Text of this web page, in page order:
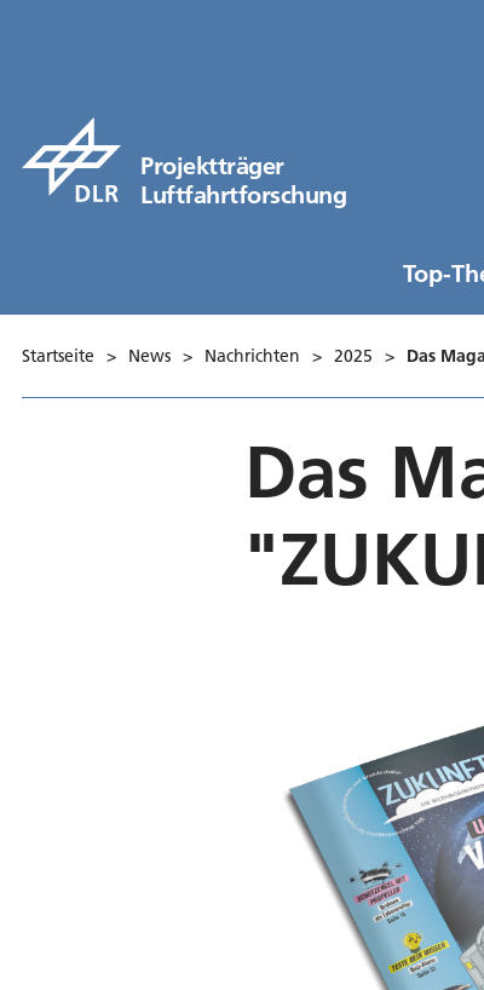
Projektträger
Luftfahrtforschung
Top-
Startseite > News > Nachrichten > 2025 > Das
Das